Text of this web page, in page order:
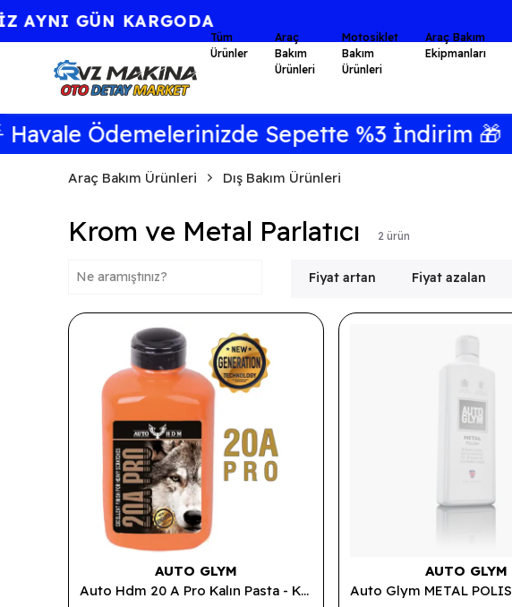
Tüm
Ürünler
Araç
Bakım
Ürünleri
Motosiklet
Bakım
Ürünleri
Araç Bakım
Ekipmanları
Ödemelerinizde Sepette %3 İndirim 🎁
Araç Bakım Ürünleri Dış Bakım Ürünleri
Krom ve Metal Parlatıcı 2 ürün
Fiyat artan Fiyat azalan
AUTO GLYM
Auto Hdm 20 A Pro Kalın Pasta - Kalın ve Orta Çizik Giderici Pasta 1 LT.
AUTO GLYM